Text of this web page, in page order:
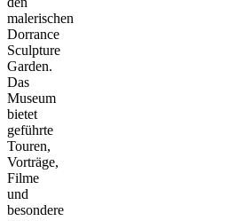
malerischen
Dorrance
Sculpture
Garden.
Das
Museum
bietet
geführte
Touren,
Vorträge,
Filme
und
besondere